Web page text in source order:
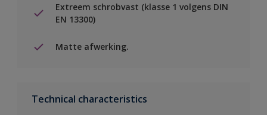
Extreem schrobvast (klasse 1 volgens DIN
EN 13300)
Matte afwerking.
Technical characteristics